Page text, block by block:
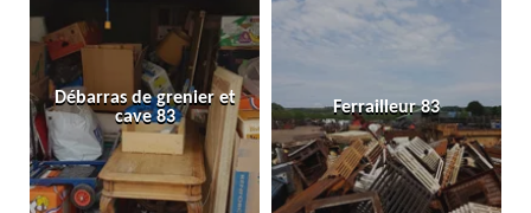
Débarras de grenier et
cave 83
Ferrailleur 83